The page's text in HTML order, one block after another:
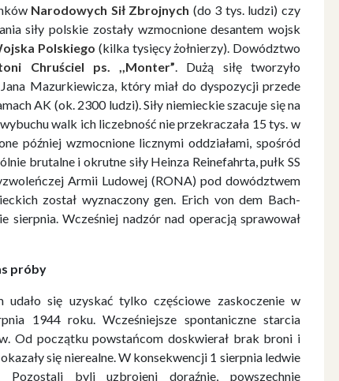
Narodowych Sił Zbrojnych (do 3 tys. ludzi) czy
siły polskie zostały wzmocnione desantem wojsk
Polskiego (kilka tysięcy żołnierzy). Dowództwo
Chruściel ps. ,,Monter”. Dużą siłę tworzyło
Mazurkiewicza, który miał do dyspozycji przede
AK (ok. 2300 ludzi). Siły niemieckie szacuje się na
walk ich liczebność nie przekraczała 15 tys. w
później wzmocnione licznymi oddziałami, spośród
brutalne i okrutne siły Heinza Reinefahrta, pułk SS
Armii Ludowej (RONA) pod dowództwem
został wyznaczony gen. Erich von dem Bach-
sierpnia. Wcześniej nadzór nad operacją sprawował
próby
udało się uzyskać tylko częściowe zaskoczenie w
1944 roku. Wcześniejsze spontaniczne starcia
Od początku powstańcom doskwierał brak broni i
się nierealne. W konsekwencji 1 sierpnia ledwie
byli uzbrojeni doraźnie, powszechnie